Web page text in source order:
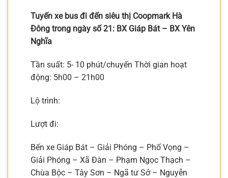
Tuyến xe bus đi đến siêu thị Coopmark Hà
Đông trong ngày số 21: BX Giáp Bát – BX Yên
Nghĩa
Tần suất: 5- 10 phút/chuyến Thời gian hoạt
động: 5h00 – 21h00
Lộ trình:
Lượt đi:
Bến xe Giáp Bát – Giải Phóng – Phố Vọng –
Giải Phóng – Xã Đàn – Phạm Ngọc Thạch –
Chùa Bộc – Tây Sơn – Ngã tư Sở – Nguyễn